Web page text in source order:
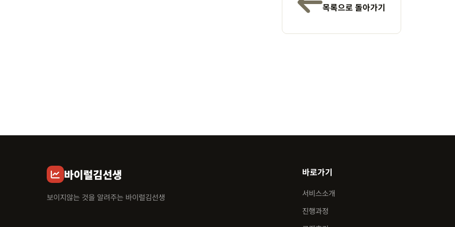
목록으로 돌아가기
바이럴김선생
보이지않는 것을 알려주는 바이럴김선생
바로가기
서비스소개
진행과정